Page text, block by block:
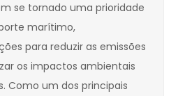
se tornado uma prioridade
marítimo,
para reduzir as emissões
os impactos ambientais
Como um dos principais